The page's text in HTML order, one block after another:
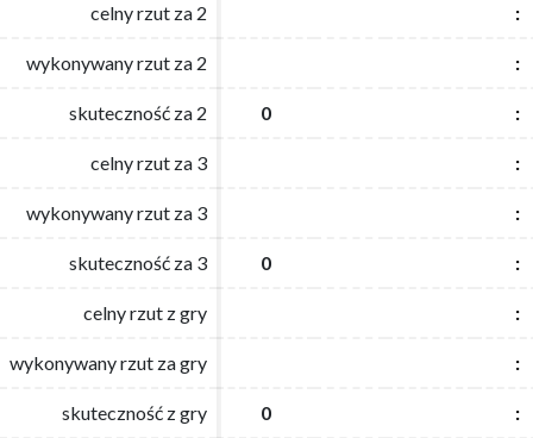
celny rzut za 2 :
wykonywany rzut za 2 :
skuteczność za 2 0 :
celny rzut za 3 :
wykonywany rzut za 3 :
skuteczność za 3 0 :
celny rzut z gry :
wykonywany rzut za gry :
skuteczność z gry 0 :
celny rzut za 2 :
wykonywany rzut za 2 :
skuteczność za 2 0 :
celny rzut za 3 :
wykonywany rzut za 3 :
skuteczność za 3 0 :
celny rzut z gry :
wykonywany rzut za gry :
skuteczność z gry 0 :